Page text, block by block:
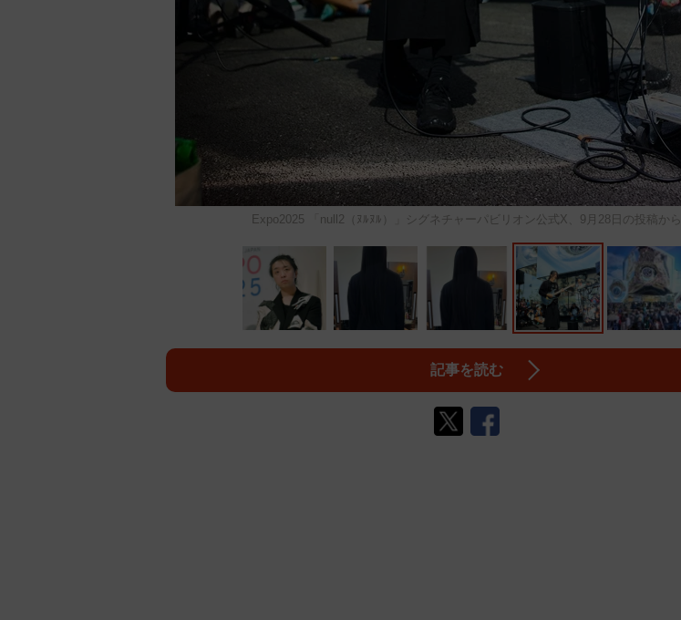
Expo2025 「null2（ﾇﾙﾇﾙ）」シグネチャーパビリオン公式X、9月28日の投稿から
記事を読む